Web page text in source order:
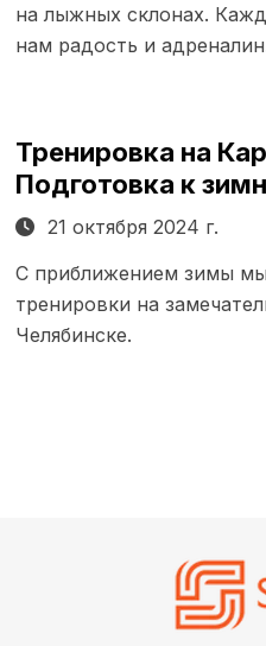
на лыжных склонах.
нам радость и
Тренировка на
Подготовка к
21 октября 2024 г.
С приближением зимы
тренировки на
Челябинске.